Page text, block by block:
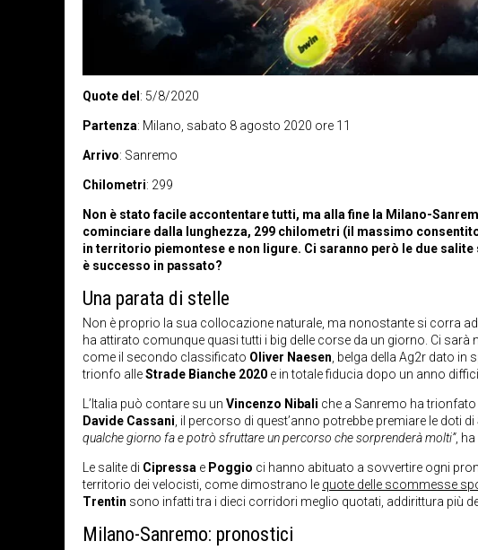
Quote del : 5/8/2020
Partenza: Milano, sabato 8 agosto 2020 ore 11
Arrivo: Sanremo
Chilometri: 299
Non è stato facile accontentare tutti, ma alla fine la Milano-
cominciare dalla lunghezza, 299 chilometri (il massimo
in territorio piemontese e non ligure. Ci saranno però le due
è successo in passato?
Una parata di stelle
Non è proprio la sua collocazione naturale, ma nonostante si corra
ha attirato comunque quasi tutti i big delle corse da un giorno. Ci sarà
come il secondo classificato Oliver Naesen , belga della Ag2r dato
trionfo alleStrade Bianche 2020 e in totale fiducia dopo un anno
L’Italia può contare su un Vincenzo Nibali che a Sanremo ha
Davide Cassani , il percorso di quest’anno potrebbe premiare le doti di
qualche giorno fa e potrò sfruttare un percorso che sorprenderà molti”,
Le salite di Cipressa e Poggio ci hanno abituato a sovvertire ogni
territorio dei velocisti, come dimostrano le quote delle scommesse
Trentin sono infatti tra i dieci corridori meglio quotati, addirittura più
Milano-Sanremo: pronostici